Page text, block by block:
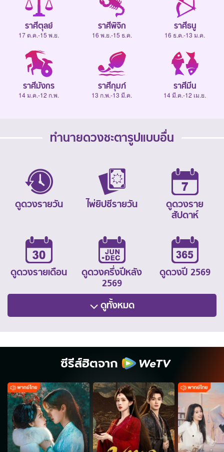
ราศีตุลย์
17 ต.ค.-15 พ.ย.
ราศีพิจิก
16 พ.ย.-15 ธ.ค.
ราศีธนู
16 ธ.ค.-13 ม.ค.
ราศีมังกร
14 ม.ค.-12 ก.พ.
ราศีกุมภ์
13 ก.พ.-13 มี.ค.
ราศีมีน
14 มี.ค.-12 เม.ย.
ทำนายดวงชะตารูปแบบอื่น
ดูดวงรายวัน ไพ่ยิปซีรายวัน
ดูดวงราย
สัปดาห์
ดูดวงรายเดือน
ดูดวงครึ่งปีหลัง
2569
ดูดวงปี 2569
ดูทั้งหมด
ซีรีส์ฮิตจาก